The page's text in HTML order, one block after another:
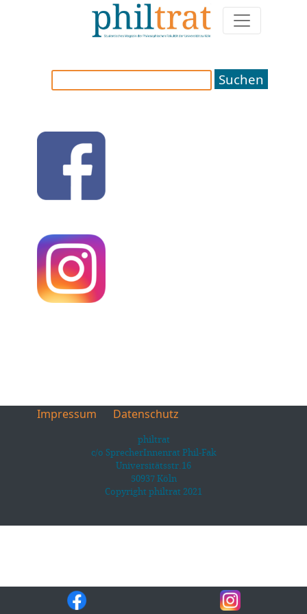
Weitere Artikel zum Thema "ich war in Lissabon und
Suchen
Impressum Datenschutz
philtrat
c/o SprecherInnenrat Phil-Fak
Universitätsstr.16
50937 Köln
Copyright philtrat 2021